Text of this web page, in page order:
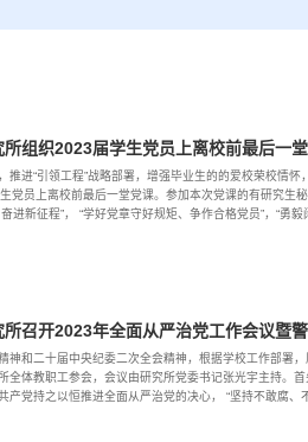
组织2023届学生党员上离校前最后一
推进“引领工程”战略部署，增强毕业生的的爱校荣校情
党员上离校前最后一堂党课。参加本次党课的有研究生
进新征程”， “学好党章守好规矩、争作合格党员”，“勇毅
召开2023年全面从严治党工作会议暨
神和二十届中央纪委二次全会精神，根据学校工作部
全体教职工参会，会议由研究所党委书记张光宇主持。
产党持之以恒推进全面从严治党的决心， “坚持不敢腐、